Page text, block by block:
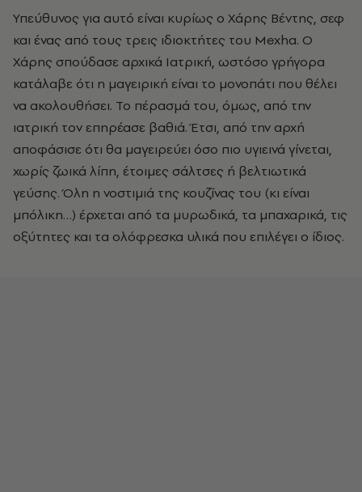
Υπεύθυνος για αυτό είναι κυρίως ο Χάρης Βέντης, σεφ
και ένας από τους τρεις ιδιοκτήτες του Mexha. Ο
Χάρης σπούδασε αρχικά Ιατρική, ωστόσο γρήγορα
κατάλαβε ότι η μαγειρική είναι το μονοπάτι που θέλει
να ακολουθήσει. Το πέρασμά του, όμως, από την
ιατρική τον επηρέασε βαθιά. Έτσι, από την αρχή
αποφάσισε ότι θα μαγειρεύει όσο πιο υγιεινά γίνεται,
χωρίς ζωικά λίπη, έτοιμες σάλτσες ή βελτιωτικά
γεύσης. Όλη η νοστιμιά της κουζίνας του (κι είναι
μπόλικη…) έρχεται από τα μυρωδικά, τα μπαχαρικά, τις
οξύτητες και τα ολόφρεσκα υλικά που επιλέγει ο ίδιος.